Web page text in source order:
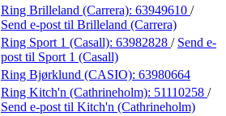
Ring Brilleland (Carrera): 63949610 /
Send e-post til Brilleland (Carrera)
Ring Sport 1 (Casall): 63982828 / Send e-
post til Sport 1 (Casall)
Ring Bjørklund (CASIO): 63980664
Ring Kitch'n (Cathrineholm): 51110258 /
Send e-post til Kitch'n (Cathrineholm)